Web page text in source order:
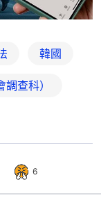
韓國
查科）
6